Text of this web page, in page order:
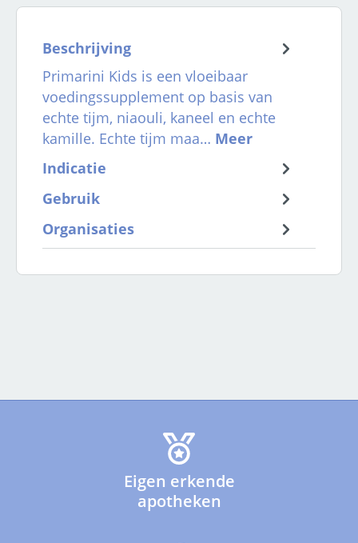
Beschrijving
Primarini Kids is een vloeibaar
voedingssupplement op basis van
echte tijm, niaouli, kaneel en echte
kamille. Echte tijm maa… Meer
Indicatie
Gebruik
Organisaties
Eigen erkende
apotheken